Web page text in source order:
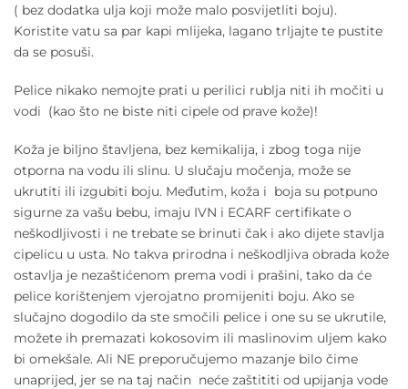
( bez dodatka ulja koji može malo posvijetliti boju).
Koristite vatu sa par kapi mlijeka, lagano trljajte te pustite
da se posuši.
Pelice nikako nemojte prati u perilici rublja niti ih močiti u
vodi (kao što ne biste niti cipele od prave kože)!
Koža je biljno štavljena, bez kemikalija, i zbog toga nije
otporna na vodu ili slinu. U slučaju močenja, može se
ukrutiti ili izgubiti boju. Međutim, koža i boja su potpuno
sigurne za vašu bebu, imaju IVN i ECARF certifikate o
neškodljivosti i ne trebate se brinuti čak i ako dijete stavlja
cipelicu u usta. No takva prirodna i neškodljiva obrada kože
ostavlja je nezaštićenom prema vodi i prašini, tako da će
pelice korištenjem vjerojatno promijeniti boju. Ako se
slučajno dogodilo da ste smočili pelice i one su se ukrutile,
možete ih premazati kokosovim ili maslinovim uljem kako
bi omekšale. Ali NE preporučujemo mazanje bilo čime
unaprijed, jer se na taj način neće zaštititi od upijanja vode